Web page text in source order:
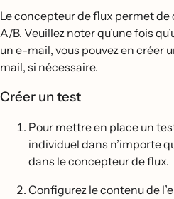
Le concepteur de flux permet
A/B. Veuillez noter qu’une fois
un e-mail, vous pouvez en créer
mail, si nécessaire.
Créer un test
Pour mettre en place un
individuel dans n’importe
dans le concepteur de flux.
Configurez le contenu de